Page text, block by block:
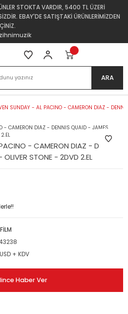
STOKTA VARDIR, 5400 TL ÜZERİ
EBAY'DE SATIŞTAKİ ÜRÜNLERİMİZDEN
ARA
SUNDAY - AL PACINO - CAMERON DIAZ -
- CAMERON DIAZ - DENNIS
STONE - 2DVD 2.EL
+ KDV
Haber Ver